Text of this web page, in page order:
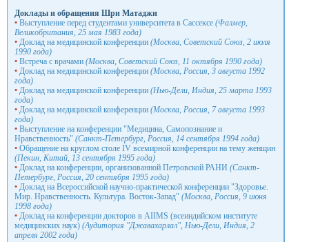
Доклады и обращения Шри Матаджи
• Выступление перед студентами университета в Сассексе (Фалмер,
Великобритания, 25 мая 1983 года)
• Доклад на медицинской конференции (Москва, Советский Союз, 2 июля
1990 года)
• Встреча с врачами (Москва, Советский Союз, 11 октября 1990 года)
• Доклад на медицинской конференции (Москва, Россия, 3 aвгycтa 1992
года)
• Доклад на медицинской конференции (Нью-Дели, Индия, 25 марта 1993
года)
• Доклад на медицинской конференции (Москва, Россия, 7 августа 1993
года)
• Выступление на конференции "Медицина, Самопознание и
Нравственность" (Санкт-Петербург, Россия, 14 сентября 1994 года)
• Обращение на круглом столе IV всемирной конференции на тему женщин
(Пекин, Китай, 13 сентября 1995 года)
• Доклад на конференции, организованной Петровской РАНИ (Санкт-
Петербург, Россия, 20 сентября 1995 года)
• Доклад на Всероссийской научно-практической конференции "Здоровье.
Мир. Нравственность. Культура. Восток-Запад" (Москва, Россия, 9 июня
1998 года)
• Доклад на конференции докторов в AIIMS (всеиндийском институте
медицинских наук) (Аудитория "Джавахарлал", Нью-Дели, Индия, 2
апреля 2002 года)